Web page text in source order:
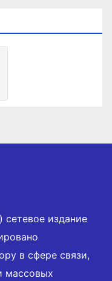
сетевое издание
в сфере связи,
массовых